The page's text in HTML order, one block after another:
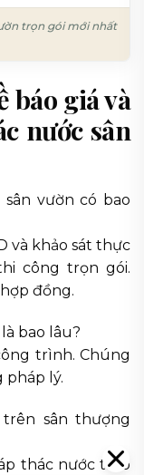
trọn gói mới nhất
báo giá và
nước sân
vườn có bao
và khảo sát thực
công trọn gói.
đồng.
bao lâu?
trình. Chúng
pháp lý.
sân thượng
thác nước treo